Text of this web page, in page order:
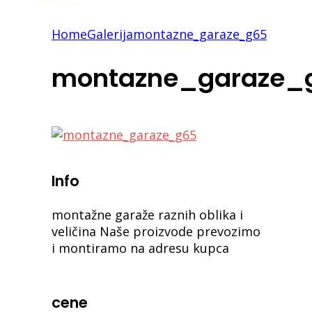
HomeGalerijamontazne_garaze_g65
Info
montažne garaže raznih oblika i
veličina Naše proizvode prevozimo
i montiramo na adresu kupca
cene